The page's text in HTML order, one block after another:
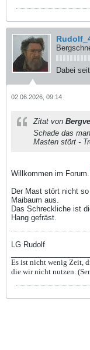
Dabei
02.06.2026, 09:14
Zitat von
Schade das
Masten stört -
Willkommen im Forum.
Der Mast stört nicht
Maibaum aus.
Das Schreckliche ist
Hang gefräst.
LG Rudolf
Es ist nicht wenig Zeit,
die wir nicht nutzen.